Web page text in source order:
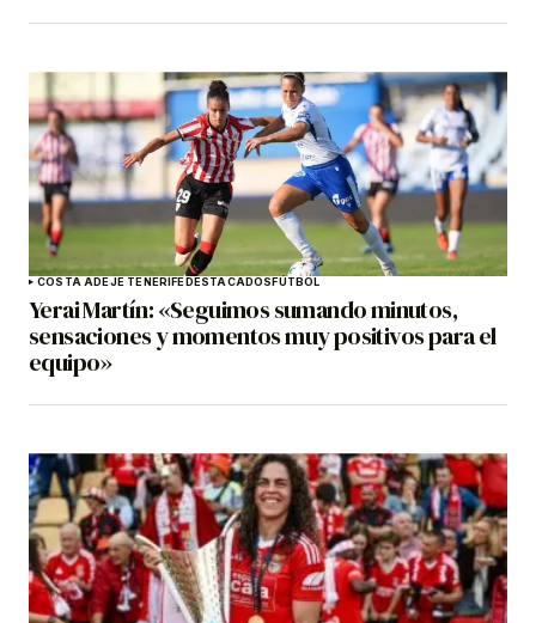
COSTA ADEJE TENERIFEDESTACADOSFÚTBOL
Yerai Martín: «Seguimos sumando minutos,
sensaciones y momentos muy positivos para el
equipo»